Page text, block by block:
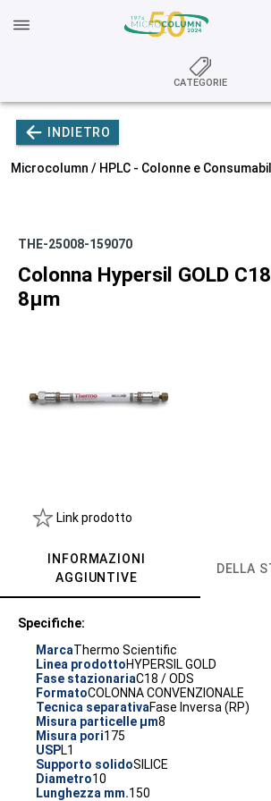
CATEGORIE
INDIETRO
Microcolumn / HPLC - Colonne e
THE-25008-159070
Colonna Hypersil GOLD
8µm
Link prodotto
INFORMAZIONI
AGGIUNTIVE
DELLA
Specifiche:
MarcaThermo Scientific
Linea prodottoHYPERSIL GOLD
Fase stazionariaC18 / ODS
FormatoCOLONNA CONVENZIONALE
Tecnica separativaFase Inversa (RP)
Misura particelle µm8
Misura pori175
USPL1
Supporto solidoSILICE
Diametro10
Lunghezza mm.150